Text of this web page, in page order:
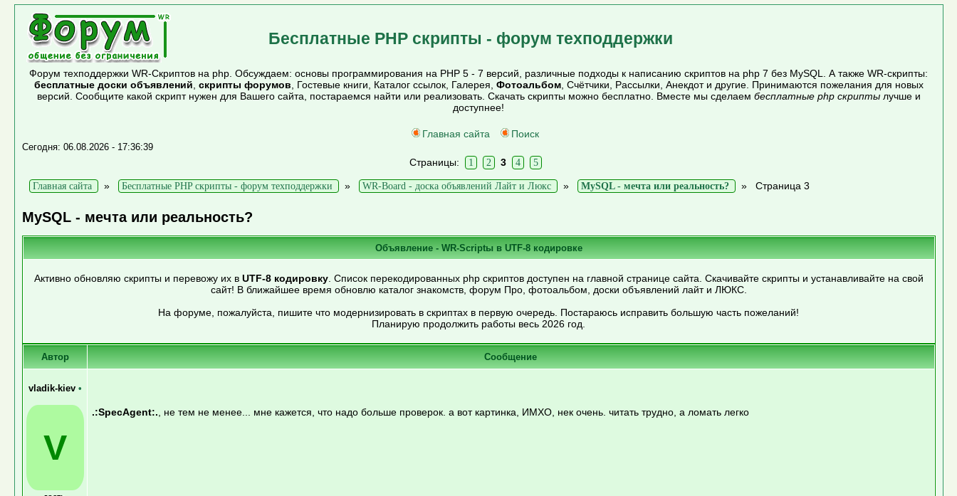
Бесплатные PHP скрипты - форум техподдержки
Форум техподдержки WR-Скриптов на php. Обсуждаем: основы программирования на PHP 5 - 7 версий, различные подходы к написанию скриптов на php 7 без MySQL. А также WR-скрипты:
бесплатные доски объявлений скрипты форумов , Гостевые книги, Каталог ссылок, Галерея, Фотоальбом, Счётчики, Рассылки, Анекдот и другие. Принимаются пожелания для новых
версий. Сообщите какой скрипт нужен для Вашего сайта, постараемся найти или реализовать. Скачать скрипты можно бесплатно. Вместе мы сделаем бесплатные php скриптылучше и
доступнее!
Главная сайта Поиск
Сегодня: 06.08.2026 - 17:36:39
Страницы: 1 2 3 4 5
Главная сайта » Бесплатные PHP скрипты - форум техподдержки » WR-Board - доска объявлений Лайт и Люкс » MySQL - мечта или реальность? » Страница 3
MySQL - мечта или реальность?
Объявление - WR-Scriptы в UTF-8 кодировке
Активно обновляю скрипты и перевожу их в UTF-8 кодировку. Список перекодированных php скриптов доступен на главной странице сайта. Скачивайте скрипты и устанавливайте на свой
сайт! В ближайшее время обновлю каталог знакомств, форум Про, фотоальбом, доски объявлений лайт и ЛЮКС.
На форуме, пожалуйста, пишите что модернизировать в скриптах в первую очередь. Постараюсь исправить большую часть пожеланий!
Планирую продолжить работы весь 2026 год.
Автор Сообщение
vladik-kiev •
V
.:SpecAgent:. , не тем не менее... мне кажется, что надо больше проверок. а вот картинка, ИМХО, нек очень. читать трудно, а ломать легко